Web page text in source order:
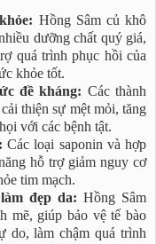
Hồng Sâm củ khô
dưỡng chất quý giá,
quá trình phục hồi của
khỏe tốt.
đề kháng: Các thành
thiện sự mệt mỏi, tăng
với các bệnh tật.
Các loại saponin và hợp
hỗ trợ giảm nguy cơ
tim mạch.
đẹp da: Hồng Sâm
mẽ, giúp bảo vệ tế bào
do, làm chậm quá trình